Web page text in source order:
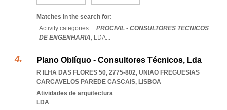
Matches in the search for:
Activity categories: ...PROCIVIL - CONSULTORES TECNICOS
DE ENGENHARIA, LDA...
Plano Oblíquo - Consultores Técnicos, Lda
R ILHA DAS FLORES 50, 2775-802, UNIAO FREGUESIAS
CARCAVELOS PAREDE CASCAIS, LISBOA
Atividades de arquitectura
LDA